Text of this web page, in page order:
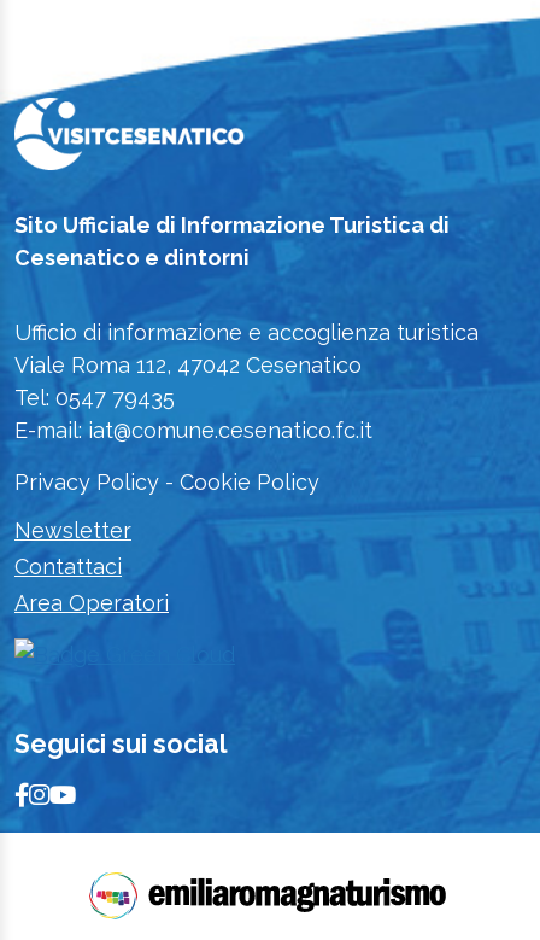
Sito Ufficiale di Informazione Turistica di
Cesenatico e dintorni
Ufficio di informazione e accoglienza turistica
Viale Roma 112, 47042 Cesenatico
Tel: 0547 79435
E-mail: iat@comune.cesenatico.fc.it
Privacy Policy - Cookie Policy
Newsletter
Contattaci
Area Operatori
Seguici sui social